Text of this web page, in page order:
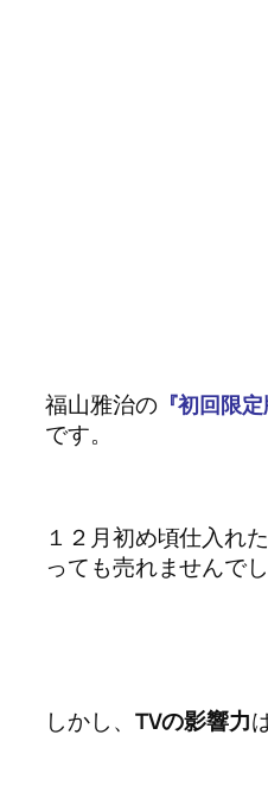
福山雅治の『初回限定
です。
１２月初め頃仕入れ
っても売れませんでし
しかし、 TVの影響力